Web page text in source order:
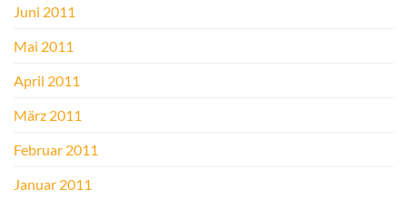
Juni 2011
Mai 2011
April 2011
März 2011
Februar 2011
Januar 2011